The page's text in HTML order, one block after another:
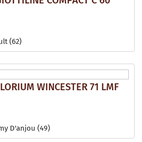
(62)
WINCESTER 71 LMF
D'anjou (49)